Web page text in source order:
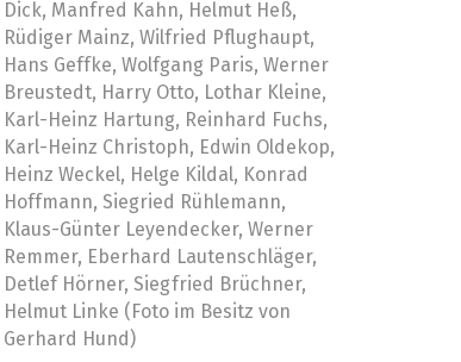
Dick, Manfred Kahn, Helmut Heß,
Rüdiger Mainz, Wilfried Pflughaupt,
Hans Geffke, Wolfgang Paris, Werner
Breustedt, Harry Otto, Lothar Kleine,
Karl-Heinz Hartung, Reinhard Fuchs,
Karl-Heinz Christoph, Edwin Oldekop,
Heinz Weckel, Helge Kildal, Konrad
Hoffmann, Siegried Rühlemann,
Klaus-Günter Leyendecker, Werner
Remmer, Eberhard Lautenschläger,
Detlef Hörner, Siegfried Brüchner,
Helmut Linke (Foto im Besitz von
Gerhard Hund)